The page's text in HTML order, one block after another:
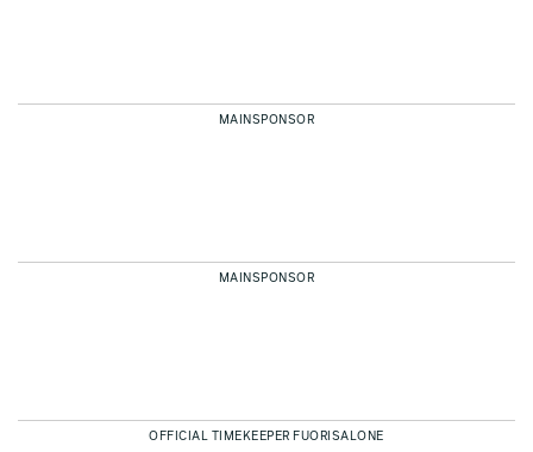
MAINSPONSOR
MAINSPONSOR
OFFICIAL TIMEKEEPER FUORISALONE